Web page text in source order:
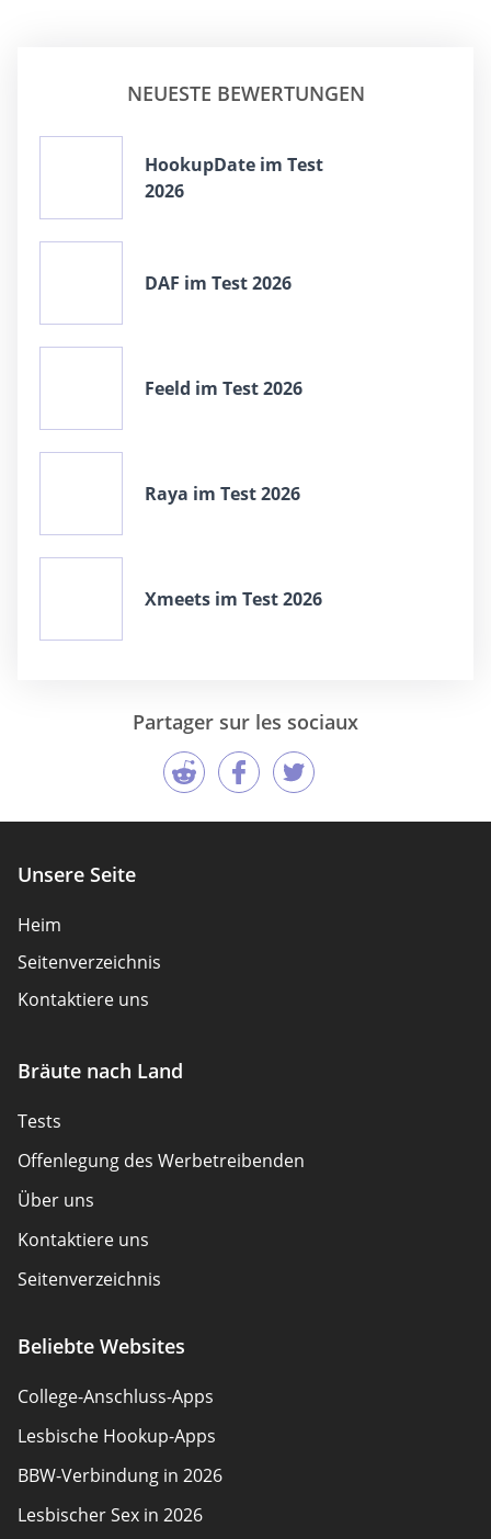
NEUESTE BEWERTUNGEN
HookupDate im Test
2026
DAF im Test 2026
Feeld im Test 2026
Raya im Test 2026
Xmeets im Test 2026
Partager sur les sociaux
Unsere Seite
Heim
Seitenverzeichnis
Kontaktiere uns
Bräute nach Land
Tests
Offenlegung des Werbetreibenden
Über uns
Kontaktiere uns
Seitenverzeichnis
Richtlinienübersicht
Beliebte Websites
College-Anschluss-Apps
Lesbische Hookup-Apps
BBW-Verbindung in 2026
Lesbischer Sex in 2026